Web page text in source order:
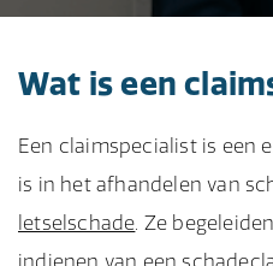
Wat is een
Een claimspecialist is een
is in het afhandelen van
letselschade. Ze
indienen van een